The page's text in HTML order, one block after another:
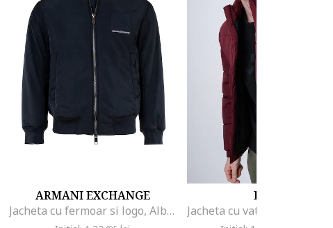
ARMANI EXCHANGE
Jacheta cu fermoar si logo, Albastru
HUGO